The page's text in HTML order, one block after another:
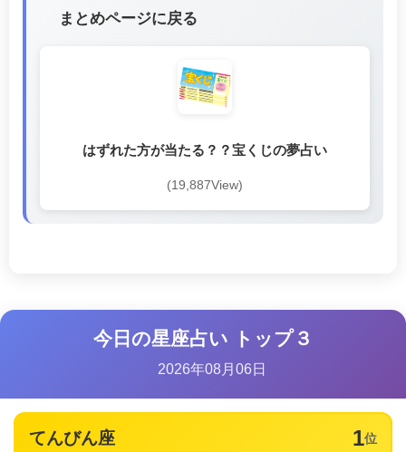
まとめページに戻る
はずれた方が当たる？？宝くじの夢占い
(19,887View)
今日の星座占い トップ３
2026年08月06日
1位
てんびん座